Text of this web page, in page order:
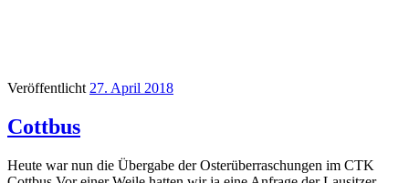
Veröffentlicht 27. April 2018
Cottbus
Heute war nun die Übergabe der Osterüberraschungen im CTK